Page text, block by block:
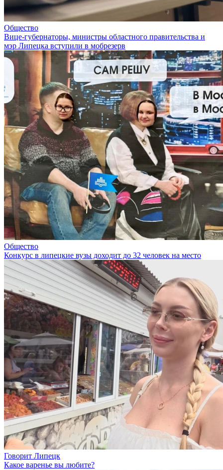
Общество
Вице-губернаторы, министры областного правительства и
мэр Липецка вступили в мобрезерв
Общество
Конкурс в липецкие вузы доходит до 32 человек на место
Говорит Липецк
Какое варенье вы любите?